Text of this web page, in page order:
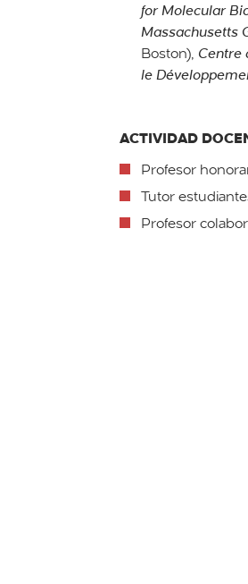
for Molecular
Massachusetts
Boston), Centre
le
ACTIVIDAD
Profesor
Tutor
Profesor